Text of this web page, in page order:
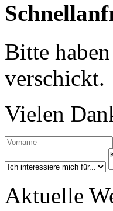
Bitte
verschickt.
Vielen
Aktuelle